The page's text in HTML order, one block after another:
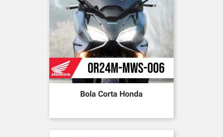
Bola Corta Honda